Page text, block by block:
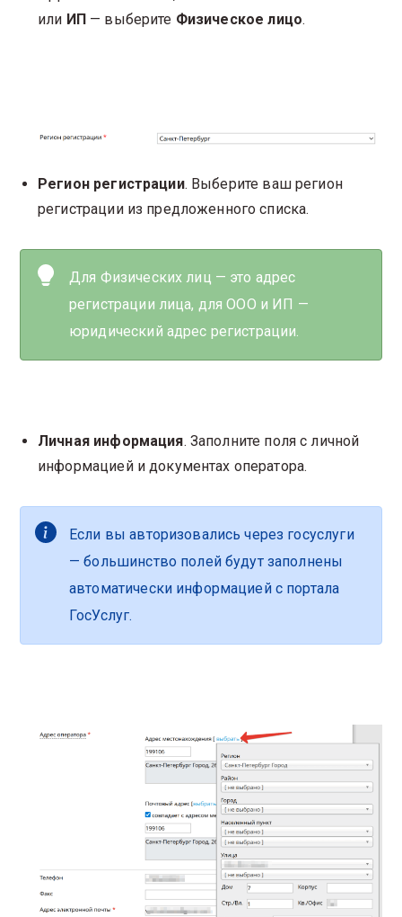
или ИП — выберите Физическое лицо.
Регион регистрации. Выберите ваш регион
регистрации из предложенного списка.
Для Физических лиц — это адрес
регистрации лица, для ООО и ИП —
юридический адрес регистрации.
Личная информация. Заполните поля с личной
информацией и документах оператора.
Если вы авторизовались через госуслуги
— большинство полей будут заполнены
автоматически информацией с портала
ГосУслуг.